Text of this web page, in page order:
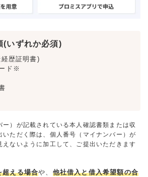
(いずれか必須)
歴証明書)
ド※
）が記載されている本人確認書類または収
いただく際は、個人番号（マイナンバー）が
えないように加工して、ご提出いただきます
超える場合や、 他社借入と借入希望額の合